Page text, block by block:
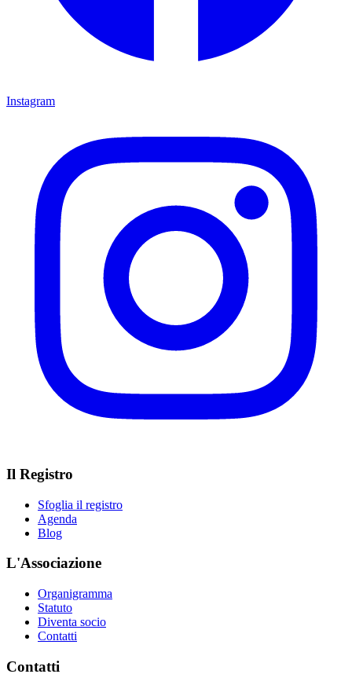
Instagram
Il Registro
Sfoglia il registro
Agenda
Blog
L'Associazione
Organigramma
Statuto
Diventa socio
Contatti
Contatti